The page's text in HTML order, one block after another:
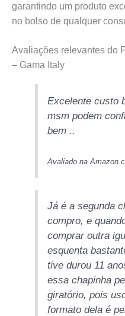
garantindo um produto
no bolso de qualquer
Avaliações relevantes do
– Gama Italy
Excelente custo
msm podem
bem ..
Avaliado na
Já é a segunda
compro, e
comprar outra
esquenta
tive durou 11
essa chapinha
giratório, pois
formato dela é